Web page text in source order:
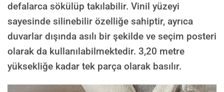
defalarca sökülüp takılabilir. Vinil yüzeyi
sayesinde silinebilir özelliğe sahiptir, ayrıca
duvarlar dışında asılı bir şekilde ve seçim posteri
olarak da kullanılabilmektedir. 3,20 metre
yüksekliğe kadar tek parça olarak basılır.